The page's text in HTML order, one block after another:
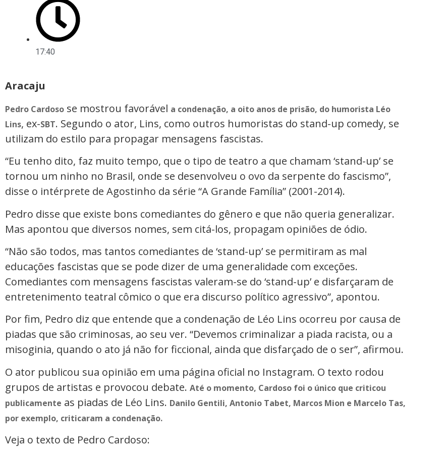
17:40
Aracaju
Pedro Cardoso se mostrou favorável a condenação, a oito anos de prisão, do humorista Léo
Lins, ex-SBT. Segundo o ator, Lins, como outros humoristas do stand-up comedy, se
utilizam do estilo para propagar mensagens fascistas.
“Eu tenho dito, faz muito tempo, que o tipo de teatro a que chamam ‘stand-up’ se
tornou um ninho no Brasil, onde se desenvolveu o ovo da serpente do fascismo”,
disse o intérprete de Agostinho da série “A Grande Família” (2001-2014).
Pedro disse que existe bons comediantes do gênero e que não queria generalizar.
Mas apontou que diversos nomes, sem citá-los, propagam opiniões de ódio.
“Não são todos, mas tantos comediantes de ‘stand-up’ se permitiram as mal
educações fascistas que se pode dizer de uma generalidade com exceções.
Comediantes com mensagens fascistas valeram-se do ‘stand-up’ e disfarçaram de
entretenimento teatral cômico o que era discurso político agressivo”, apontou.
Por fim, Pedro diz que entende que a condenação de Léo Lins ocorreu por causa de
piadas que são criminosas, ao seu ver. “Devemos criminalizar a piada racista, ou a
misoginia, quando o ato já não for ficcional, ainda que disfarçado de o ser”, afirmou.
O ator publicou sua opinião em uma página oficial no Instagram. O texto rodou
grupos de artistas e provocou debate. Até o momento, Cardoso foi o único que criticou
publicamente as piadas de Léo Lins. Danilo Gentili, Antonio Tabet, Marcos Mion e Marcelo Tas,
por exemplo, criticaram a condenação.
Veja o texto de Pedro Cardoso: